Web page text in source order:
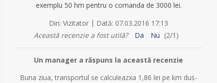
exemplu 50 hm pentru o comanda de 3000 lei.
Din: Vizitator | Dată: 07.03.2016 17:13
Această recenzie a fost utilă?
Da Nu (2/1 )
Un manager a răspuns la această recenzie
Buna ziua, transportul se calculeazxa 1,86 lei pe km dus-